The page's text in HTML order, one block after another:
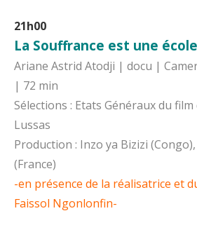
21h00
La Souffrance est une
Ariane Astrid Atodji | docu |
| 72 min
Sélections : Etats Généraux du
Lussas
Production : Inzo ya Bizizi
(France)
-en présence de la réalisatrice et
Faissol Ngonlonfin-